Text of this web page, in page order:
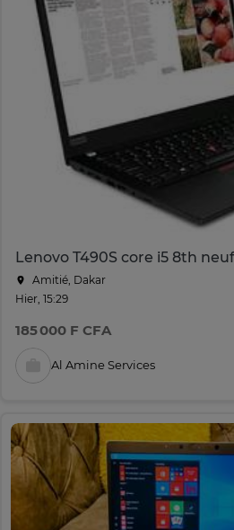
Lenovo T490S core i5 8th
Amitié, Dakar
Hier, 15:29
185 000 F CFA
Al Amine Services